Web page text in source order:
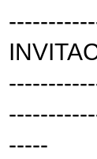
-----